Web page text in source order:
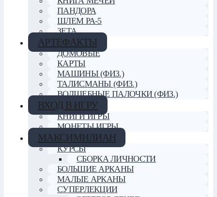
ПАНДОРА
ШЛЕМ РА-5
ЗЕТА
АРТЕФАКТЫ
ДОМОВЫЕ
КАРТЫ
МАШИНЫ (ФИЗ.)
ТАЛИСМАНЫ (ФИЗ.)
ВОЛШЕБНЫЕ ПАЛОЧКИ (ФИЗ.)
ВХОД В ИГРУ
КНИГИ ИГРЫ
МОНЕТЫ ИГРЫ
МАКСИМИЛИАН
КУРСЫ
СБОРКА ЛИЧНОСТИ
БОЛЬШИЕ АРКАНЫ
МАЛЫЕ АРКАНЫ
СУПЕРЛЕКЦИИ